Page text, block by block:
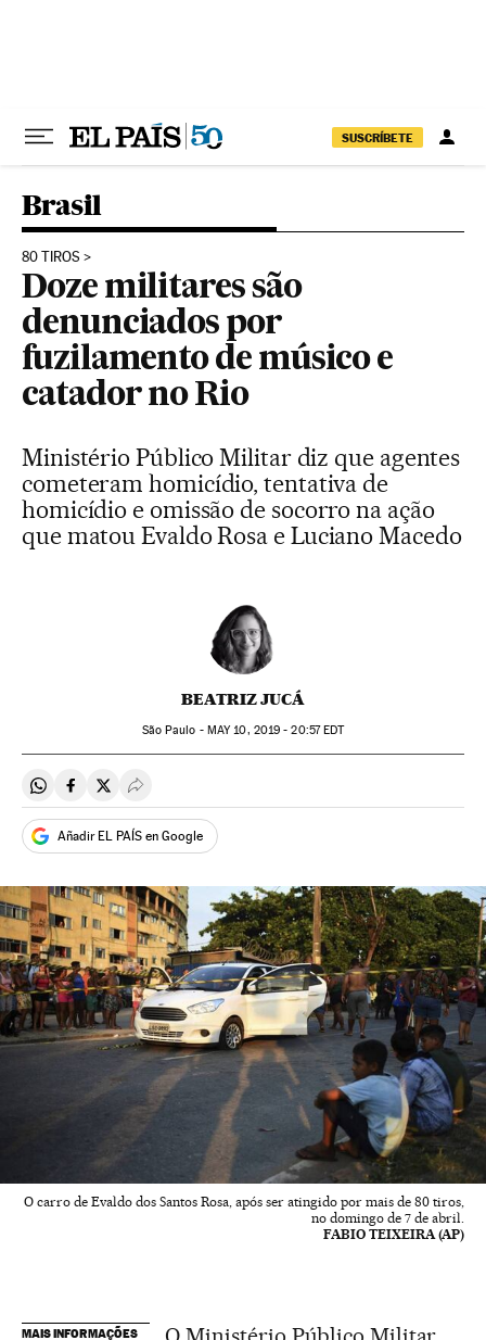
SUSCRÍBETE
Brasil
80 TIROS
Doze militares são
denunciados por
fuzilamento de músico e
catador no Rio
Ministério Público Militar diz que agentes
cometeram homicídio, tentativa de
homicídio e omissão de socorro na ação
que matou Evaldo Rosa e Luciano Macedo
BEATRIZ JUCÁ
São Paulo - MAY10, 2019 - 20:57EDT
Compartir en Whatsapp
Compartir en Facebook
Compartir en Twitter
Desplegar Redes Sociales
Añadir EL PAÍS en Google
O carro de Evaldo dos Santos Rosa, após ser atingido por mais de 80 tiros,
no domingo de 7 de abril.
FABIO TEIXEIRA (AP)
MAIS INFORMAÇÕES